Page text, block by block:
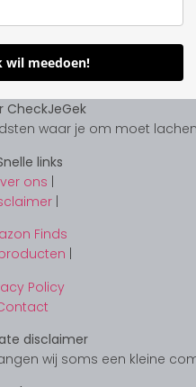
wil meedoen!
CheckJeGek
waar je om moet
links
ons |
|
Finds
Policy
disclaimer
wij soms een kleine